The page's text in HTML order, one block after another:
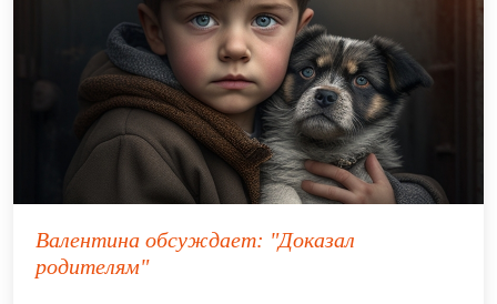
Валентина обсуждает: "Доказал
родителям"